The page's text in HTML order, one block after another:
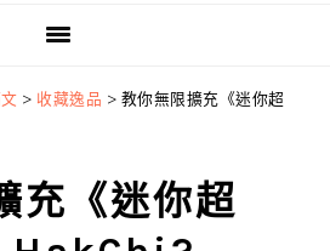
> 收藏逸品 > 教你無限擴充《迷你超
充《迷你超